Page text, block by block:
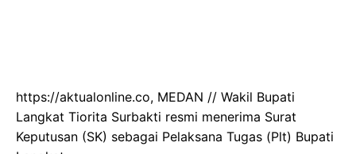
https://aktualonline.co, MEDAN // Wakil Bupati
Langkat Tiorita Surbakti resmi menerima Surat
Keputusan (SK) sebagai Pelaksana Tugas (Plt) Bupati